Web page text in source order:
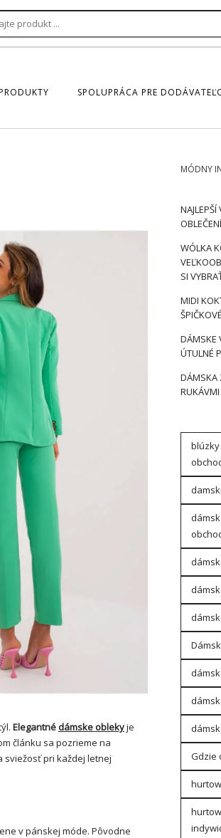
SPOLUPRÁCA PRE
Elegantné dámske oblekyje
článku sa pozrieme na
sviežosť pri každej letnej
v pánskej móde. Pôvodne
MÓDNY
WÓLKA
SI
MIDI
DÁMSKE
ÚTULNÉ
DÁMSKA
Gdzie